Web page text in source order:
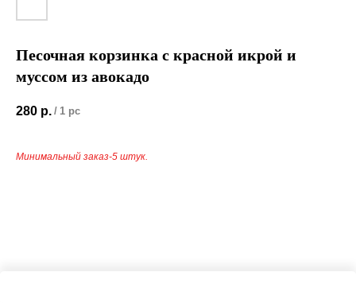
Песочная корзинка с красной икрой и
муссом из авокадо
280 р. / 1 pc
Минимальный заказ-5 штук.